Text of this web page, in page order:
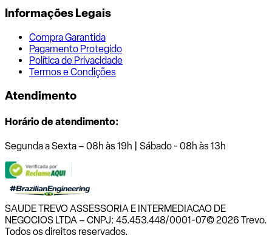
Informações Legais
Compra Garantida
Pagamento Protegido
Política de Privacidade
Termos e Condições
Atendimento
Horário de atendimento:
Segunda a Sexta – 08h às 19h | Sábado - 08h às 13h
SAUDE TREVO ASSESSORIA E INTERMEDIACAO DE
NEGOCIOS LTDA – CNPJ: 45.453.448/0001-07© 2026 Trevo.
Todos os direitos reservados.